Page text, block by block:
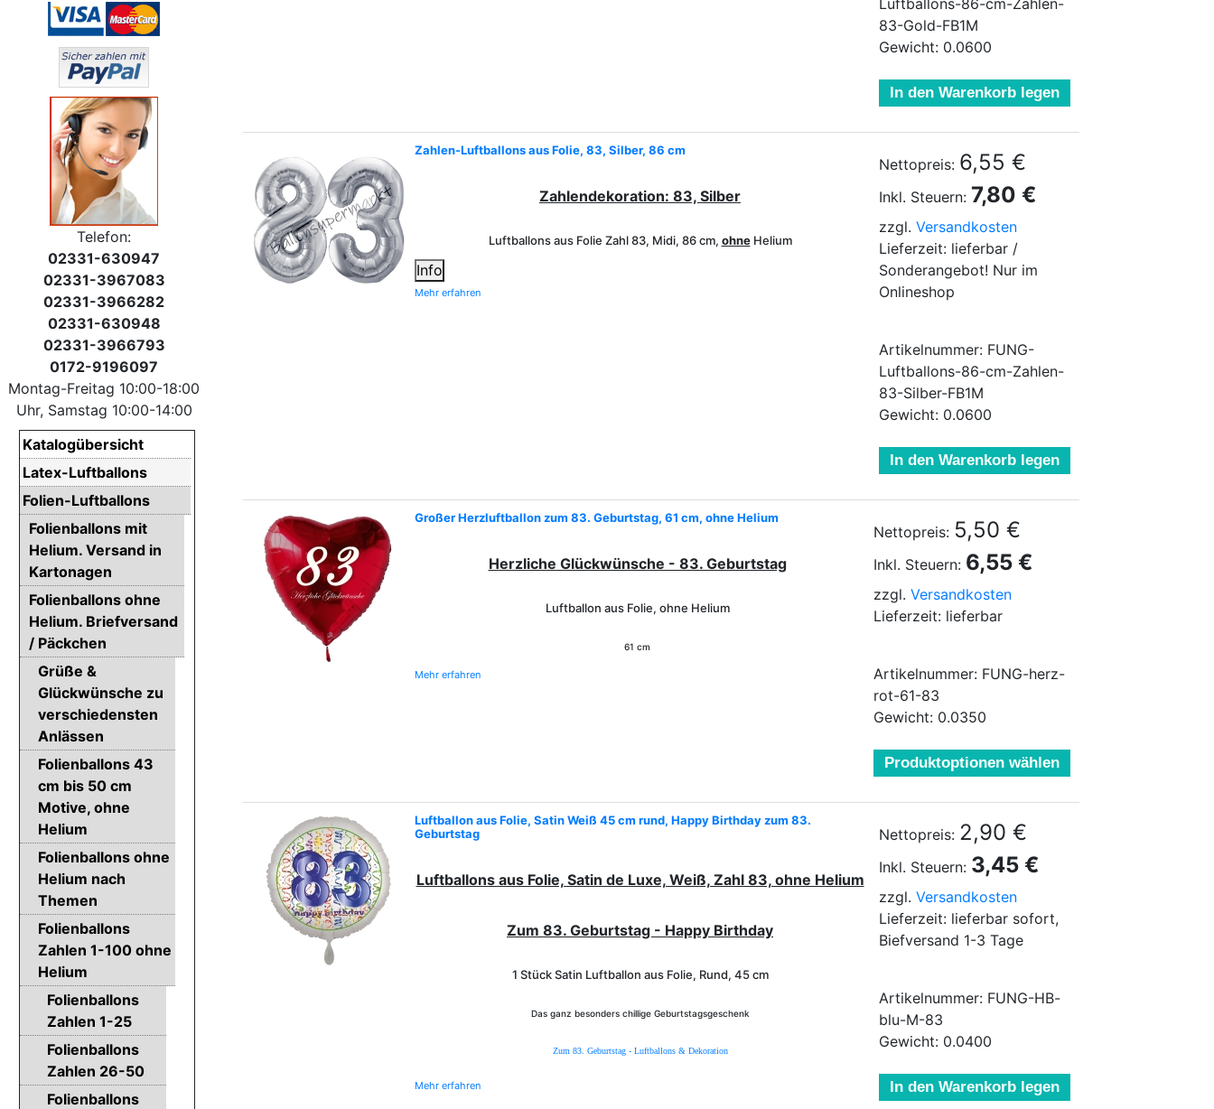
Luftballons-86-cm-Zahlen-
83-Gold-FB1M
Gewicht: 0.0600
In den Warenkorb legen
Zahlen-Luftballons aus Folie, 83, Silber, 86 cm
Zahlendekoration: 83, Silber
Luftballons aus Folie Zahl 83, Midi, 86 cm, ohneHelium
Info
Mehr erfahren
Nettopreis: 6,55 €
Inkl. Steuern: 7,80 €
zzgl. Versandkosten
Lieferzeit: lieferbar /
Sonderangebot! Nur im
Onlineshop
Artikelnummer: FUNG-
Luftballons-86-cm-Zahlen-
83-Silber-FB1M
Gewicht: 0.0600
In den Warenkorb legen
Großer Herzluftballon zum 83. Geburtstag, 61 cm, ohne Helium
Herzliche Glückwünsche - 83. Geburtstag
Luftballon aus Folie, ohne Helium
61 cm
Mehr erfahren
Nettopreis: 5,50 €
Inkl. Steuern: 6,55 €
zzgl. Versandkosten
Lieferzeit: lieferbar
Artikelnummer: FUNG-herz-
rot-61-83
Gewicht: 0.0350
Produktoptionen wählen
Luftballon aus Folie, Satin Weiß 45 cm rund, Happy Birthday zum 83.
Geburtstag
Luftballons aus Folie, Satin de Luxe, Weiß, Zahl 83, ohne Helium
Zum 83. Geburtstag - Happy Birthday
1 Stück Satin Luftballon aus Folie, Rund, 45 cm
Das ganz besonders chillige Geburtstagsgeschenk
Zum 83. Geburtstag - Luftballons & Dekoration
Mehr erfahren
Nettopreis: 2,90 €
Inkl. Steuern: 3,45 €
zzgl. Versandkosten
Lieferzeit: lieferbar sofort,
Biefversand 1-3 Tage
Artikelnummer: FUNG-HB-
blu-M-83
Gewicht: 0.0400
In den Warenkorb legen
Telefon:
02331-630947
02331-3967083
02331-3966282
02331-630948
02331-3966793
0172-9196097
Montag-Freitag 10:00-18:00
Uhr, Samstag 10:00-14:00
Katalogübersicht
Latex-Luftballons
Folien-Luftballons
Folienballons mit
Helium. Versand in
Kartonagen
Folienballons ohne
Helium. Briefversand
/ Päckchen
Grüße &
Glückwünsche zu
verschiedensten
Anlässen
Folienballons 43
cm bis 50 cm
Motive, ohne
Helium
Folienballons ohne
Helium nach
Themen
Folienballons
Zahlen 1-100 ohne
Helium
Folienballons
Zahlen 1-25
Folienballons
Zahlen 26-50
Folienballons